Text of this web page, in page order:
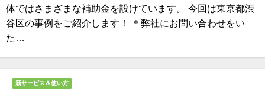
体ではさまざまな補助金を設けています。 今回は東京都渋
谷区の事例をご紹介します！ ＊弊社にお問い合わせをい
た…
新サービス＆使い方